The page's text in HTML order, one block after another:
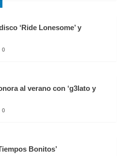
‘Ride Lonesome’ y
0
al verano con ‘g3lato y
0
Bonitos’